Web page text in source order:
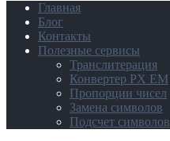
Главная
Блог
Контакты
Полезные сервисы
Транслитерация
Конвертер PX EM
Пропорции чисел
Замена символов
Подсчет символов